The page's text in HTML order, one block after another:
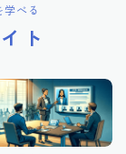
べる
ト